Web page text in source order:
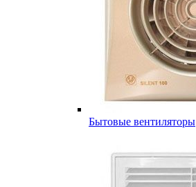
Бытовые вентиляторы